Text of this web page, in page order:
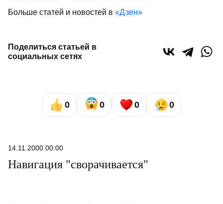
Больше статей и новостей в «Дзен»
Поделиться статьей в
социальных сетях
0 0 0 0
14.11.2000 00:00
Навигация "сворачивается"